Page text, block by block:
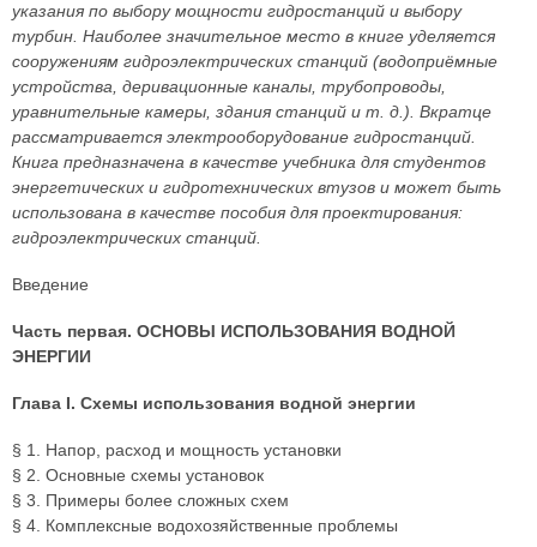
указания по выбору мощности гидростанций и выбору
турбин. Наиболее значительное место в книге уделяется
сооружениям гидроэлектрических станций (водоприёмные
устройства, деривационные каналы, трубопроводы,
уравнительные камеры, здания станций и т. д.). Вкратце
рассматривается электрооборудование гидростанций.
Книга предназначена в качестве учебника для студентов
энергетических и гидротехнических втузов и может быть
использована в качестве пособия для проектирования:
гидроэлектрических станций.
Введение
Часть первая. ОСНОВЫ ИСПОЛЬЗОВАНИЯ ВОДНОЙ
ЭНЕРГИИ
Глава I. Схемы использования водной энергии
§ 1. Напор, расход и мощность установки
§ 2. Основные схемы установок
§ 3. Примеры более сложных схем
§ 4. Комплексные водохозяйственные проблемы